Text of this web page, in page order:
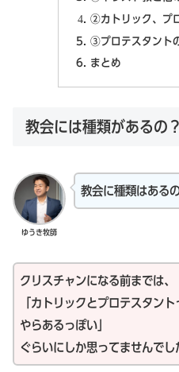
②カトリック、プ
③プロテスタント
まとめ
教会には種類があるの？
ゆうき牧師
教会に種類はある
クリスチャンになる前までは、
「カトリックとプロテスタン
やらあるっぽい」
ぐらいにしか思ってませんでし